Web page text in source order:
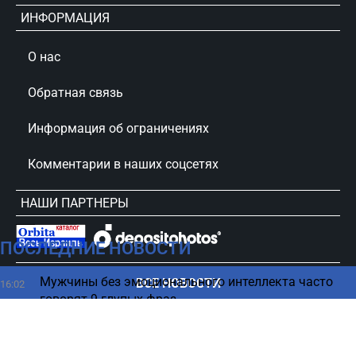
ПОСЛЕДНИЕ НОВОСТИ
16:02
Мужчины без эмоционального интеллекта часто
говорят 9 глупых фраз
ВСЕ НОВОСТИ
ИНФОРМАЦИЯ
О нас
Обратная связь
Информация об ограничениях
Комментарии в наших соцсетях
НАШИ ПАРТНЕРЫ
сursorinfo.co.il © Все права защищены